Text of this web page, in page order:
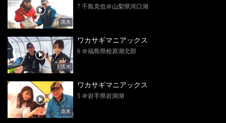
淡水
7 千島克也＠山梨県河口湖
淡水
ワカサギマニアックス
6 ＠福島県桧原湖北部
淡水
ワカサギマニアックス
5 ＠岩手県岩洞湖